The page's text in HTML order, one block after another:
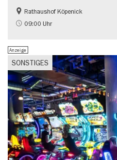
Geschichte
Going local Berlin
Rathaushof Köpenick
09:00 Uhr
SONSTIGES
Anzeige